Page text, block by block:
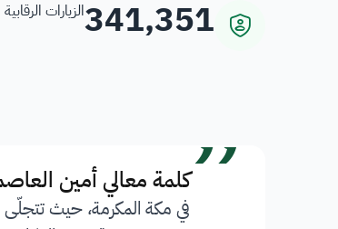
341,351الزيارات الرقابية
”كلمة معالي أمين
في مكة المكرمة، حيث تتجلّى